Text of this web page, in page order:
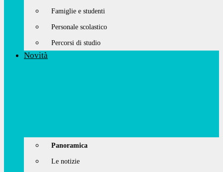
Famiglie e studenti
Personale scolastico
Percorsi di studio
Novità
Panoramica
Le notizie